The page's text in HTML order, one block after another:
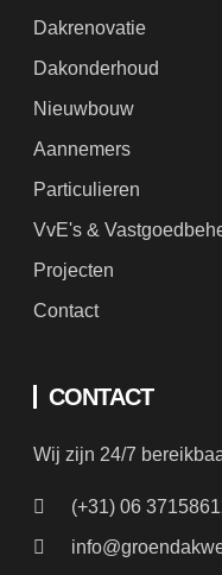
Dakrenovatie
Dakonderhoud
Nieuwbouw
Aannemers
Particulieren
VvE's &
Projecten
Contact
CONTACT
Wij zijn 24/7
(+31) 06